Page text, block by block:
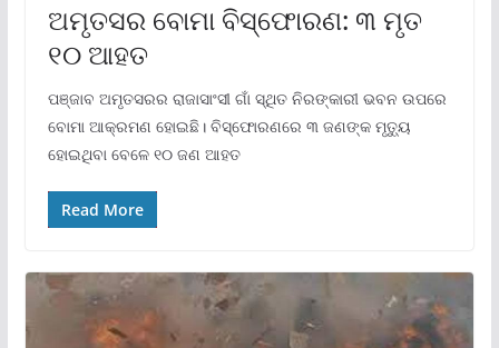
ଅମୃତସର ବୋମା ବିସ୍ଫୋରଣ: ୩ ମୃତ
୧୦ ଆହତ
ପଞ୍ଜାବ ଅମୃତସରର ରାଜାସାଂସୀ ଗାଁ ସ୍ଥିତ ନିରଙ୍କାରୀ ଭବନ ଉପରେ
ବୋମା ଆକ୍ରମଣ ହୋଇଛି। ବିସ୍ଫୋରଣରେ ୩ ଜଣଙ୍କ ମୃତ୍ୟୁ
ହୋଇଥିବା ବେଳେ ୧୦ ଜଣ ଆହତ
Read More